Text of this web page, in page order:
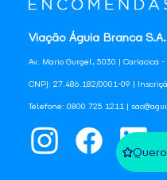
Viação Águia Branca S.A.
Av. Mario Gurgel, 5030 | Cariacica -
CNPJ: 27.486.182/0001-09 |
Telefone: 0800 725 1211 |